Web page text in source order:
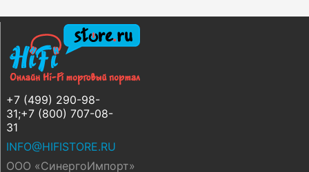
+7 (499) 290-98-
31;+7 (800) 707-08-
31
INFO@HIFISTORE.RU
ООО «СинергоИмпорт»